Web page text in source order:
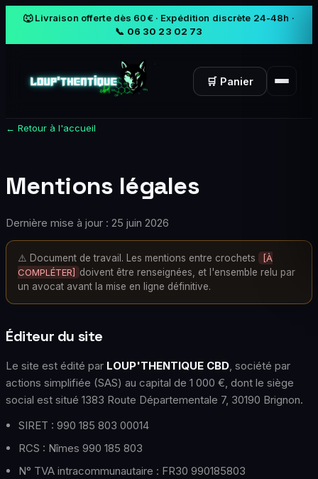
🐺 Livraison offerte dès 60€ · Expédition discrète 24-48h ·
📞 06 30 23 02 73
🛒 Panier
← Retour à l'accueil
Mentions légales
Dernière mise à jour : 25 juin 2026
⚠️ Document de travail. Les mentions entre crochets
[À
COMPLÉTER] doivent être renseignées, et l'ensemble relu par
un avocat avant la mise en ligne définitive.
Éditeur du site
Le site est édité par LOUP'THENTIQUE CBD, société par
actions simplifiée (SAS) au capital de 1 000 €, dont le siège
social est situé 1383 Route Départementale 7, 30190 Brignon.
SIRET : 990 185 803 00014
RCS : Nîmes 990 185 803
N° TVA intracommunautaire : FR30 990185803